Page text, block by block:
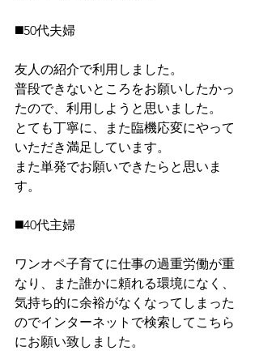
◼️50代夫婦
友人の紹介で利用しました。
普段できないところをお願いしたかっ
たので、利用しようと思いました。
とても丁寧に、また臨機応変にやって
いただき満足しています。
また単発でお願いできたらと思いま
す。
◼️40代主婦
ワンオペ子育てに仕事の過重労働が重
なり、また誰かに頼れる環境になく、
気持ち的に余裕がなくなってしまった
のでインターネットで検索してこちら
にお願い致しました。